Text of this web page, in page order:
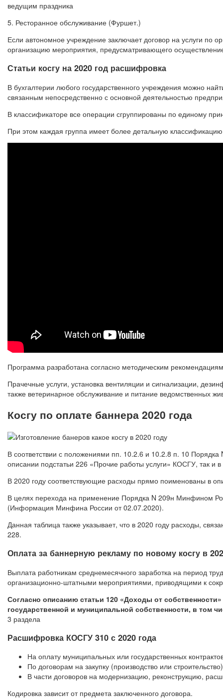
ведущим праздника
5. Ресторанное обслуживание (Фуршет.)
Если автономное учреждение заключает договор на услуги
организацию мероприятия, предусматривающего
Статьи косгу на 2020 год расшифровка
В бухгалтерии любого государственного учреждения можно
связанным непосредственно с основной деятельностью
В классификаторе все операции сгруппированы по единому
При этом каждая группа имеет более детальную
Программа разработана согласно методическим
Прачечные услуги, установка вентиляции и сигнализации,
также ветеринарное обслуживание и питание ведомственных
Косгу по оплате баннера 2020 года
В соответствии с положениями пп. 10.2.6 и 10.2.8 п. 10
описании подстатьи 226 «Прочие работы услуги» КОСГУ, так
В 2020 году соответствующие расходы прямо поименованы в
В целях перехода на применение Порядка N 209н Минфином
(Информация Минфина России от 02.07.2020).
Данная таблица также указывает, что в 2020 году расходы,
228.
Оплата за баннерную рекламу по новому косгу в
Выплата работникам среднемесячного заработка на период
организационно-штатными мероприятиями, приводящими к
Согласно описанию статьи 120 «Доходы от
государственной и муниципальной собственности, в том
3 раздела
Расшифровка КОСГУ 310 с 2020 года
На оплату муниципальных или государственных
По договорам на закупку (производство или
В части договоров на модернизацию, реконструкцию,
Кодировка зависит от предмета заключенного договора.